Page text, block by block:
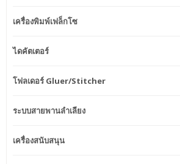
เครื่องพิมพ์เฟล็กโซ
ไดคัตเตอร์
โฟลเดอร์ Gluer/Stitcher
ระบบสายพานลำเลียง
เครื่องสนับสนุน